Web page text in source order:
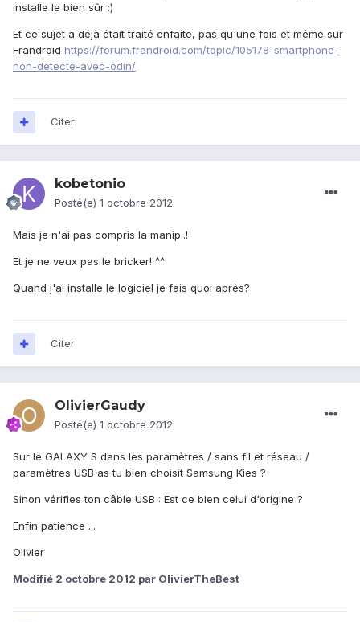
installe le bien sûr :)
Et ce sujet a déjà était traité enfaîte, pas qu'une fois et même sur
Frandroid https://forum.frandroid.com/topic/105178-smartphone-
non-detecte-avec-odin/
Citer
kobetonio
Posté(e) 1 octobre 2012
Mais je n'ai pas compris la manip..!
Et je ne veux pas le bricker! ^^
Quand j'ai installe le logiciel je fais quoi après?
Citer
OlivierGaudy
Posté(e) 1 octobre 2012
Sur le GALAXY S dans les paramètres / sans fil et réseau /
paramètres USB as tu bien choisit Samsung Kies ?
Sinon vérifies ton câble USB : Est ce bien celui d'origine ?
Enfin patience ...
Olivier
Modifié 2 octobre 2012 par OlivierTheBest